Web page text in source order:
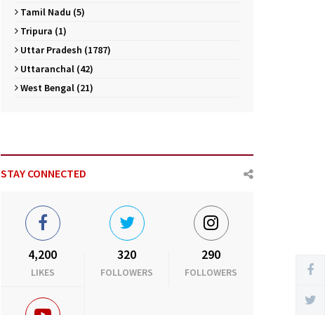
Tamil Nadu (5)
Tripura (1)
Uttar Pradesh (1787)
Uttaranchal (42)
West Bengal (21)
STAY CONNECTED
4,200
LIKES
320
FOLLOWERS
290
FOLLOWERS